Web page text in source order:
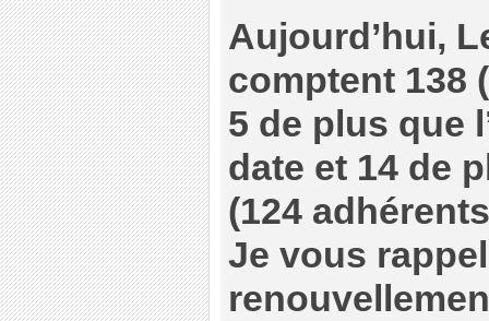
Aujourd’hui,
comptent 138
5 de plus que
date et 14 de
(124
Je vous